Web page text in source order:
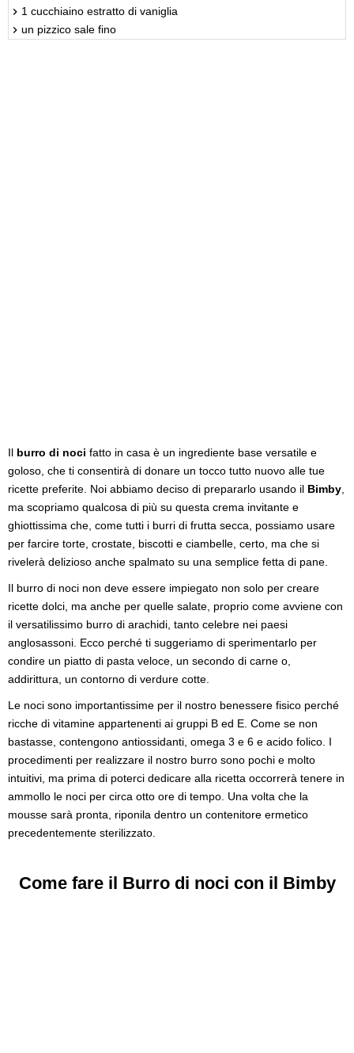
1 cucchiaino estratto di vaniglia
un pizzico sale fino
Il burro di noci fatto in casa è un ingrediente base versatile e
goloso, che ti consentirà di donare un tocco tutto nuovo alle tue
ricette preferite. Noi abbiamo deciso di prepararlo usando il Bimby
ma scopriamo qualcosa di più su questa crema invitante e
ghiottissima che, come tutti i burri di frutta secca, possiamo usare
per farcire torte, crostate, biscotti e ciambelle, certo, ma che si
rivelerà delizioso anche spalmato su una semplice fetta di pane.
Il burro di noci non deve essere impiegato non solo per creare
ricette dolci, ma anche per quelle salate, proprio come avviene con
il versatilissimo burro di arachidi, tanto celebre nei paesi
anglosassoni. Ecco perché ti suggeriamo di sperimentarlo per
condire un piatto di pasta veloce, un secondo di carne o,
addirittura, un contorno di verdure cotte.
Le noci sono importantissime per il nostro benessere fisico perché
ricche di vitamine appartenenti ai gruppi B ed E. Come se non
bastasse, contengono antiossidanti, omega 3 e 6 e acido folico. I
procedimenti per realizzare il nostro burro sono pochi e molto
intuitivi, ma prima di poterci dedicare alla ricetta occorrerà tenere in
ammollo le noci per circa otto ore di tempo. Una volta che la
mousse sarà pronta, riponila dentro un contenitore ermetico
precedentemente sterilizzato.
Come fare il Burro di noci con il Bimby